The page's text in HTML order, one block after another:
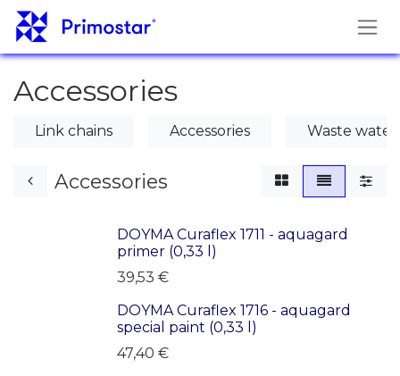
Hoppa till innehåll
Accessories
Link chains Accessories Waste water
Accessories
DOYMA Curaflex 1711 - aquagard
primer (0,33 l)
39,53 €
DOYMA Curaflex 1716 - aquagard
special paint (0,33 l)
47,40 €